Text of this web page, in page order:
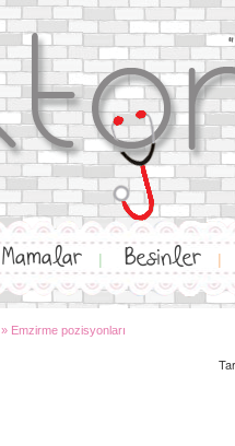
Mamalar | Besinler |
» Emzirme pozisyonları